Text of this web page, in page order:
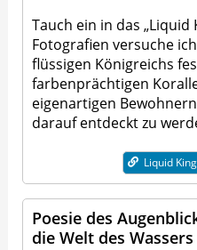
Tauch ein in das „Liquid
Fotografien versuche
flüssigen Königreichs
farbenprächtigen
eigenartigen
darauf entdeckt zu
Liquid
Poesie des
die Welt des Wassers